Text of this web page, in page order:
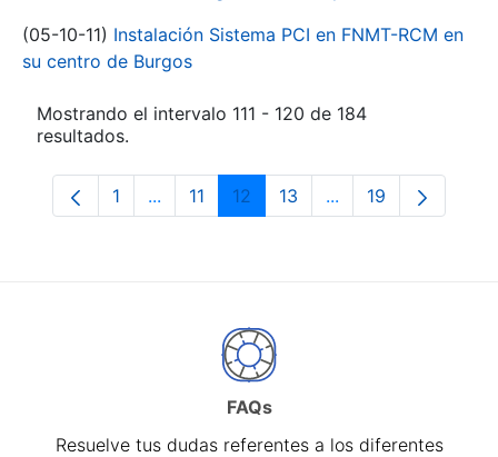
(05-10-11) Instalación Sistema PCI en FNMT-RCM en
su centro de Burgos
Mostrando el intervalo 111 - 120 de 184
resultados.
Página
1 ...Páginas intermedias Use TAB para
Página
11 Página
12 Página
13 ...PáginasPágina
19
FAQs
Resuelve tus dudas referentes a los diferentes